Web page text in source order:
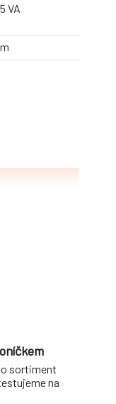
VA
sortiment
na